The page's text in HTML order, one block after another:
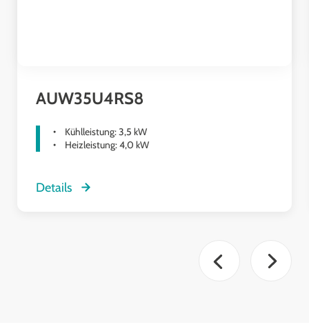
AUW35U4RS8
Kühlleistung: 3,5 kW
Heizleistung: 4,0 kW
Details